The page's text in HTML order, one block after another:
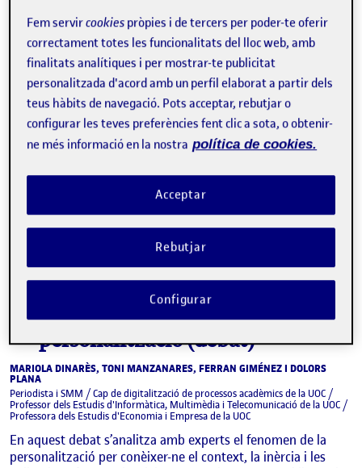
Facebook
X BlueskyLinkedInEmail Edició 2023
video
Evolució i tendències de la
personalització (debat)
MARIOLA DINARÈS, TONI MANZANARES, FERRAN GIMÉNEZ I DOLORS
PLANA
Periodista i SMM / Cap de digitalització de processos acadèmics de la UOC /
Professor dels Estudis d'Informàtica, Multimèdia i Telecomunicació de la UOC /
Professora dels Estudis d'Economia i Empresa de la UOC
En aquest debat s’analitza amb experts el fenomen de la
personalització per conèixer-ne el context, la inèrcia i les
Fem servircookies pròpies i de tercers per poder-te oferir
correctament totes les funcionalitats del lloc web, amb
finalitats analítiques i per mostrar-te publicitat
personalitzada d'acord amb un perfil elaborat a partir dels
teus hàbits de navegació. Pots acceptar, rebutjar o
configurar les teves preferències fent clic a sota, o obtenir-
ne més informació en la nostra política de cookies.
Rebutjar
Acceptar
Configurar